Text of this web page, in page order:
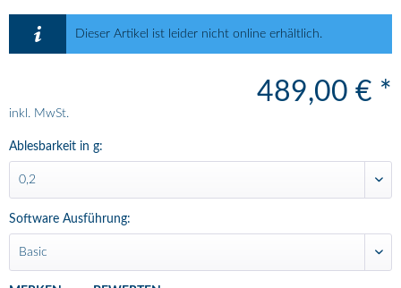
Dieser Artikel ist leider nicht online erhältlich.
489,00 € *
inkl. MwSt.
Ablesbarkeit in g:
Software Ausführung: